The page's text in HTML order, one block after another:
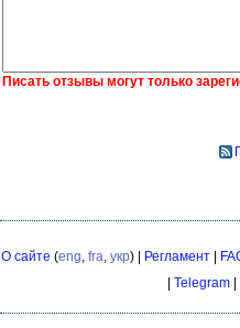
Писать отзывы могут только
О сайте (eng fra укр) | Регламент|
| Telegram |